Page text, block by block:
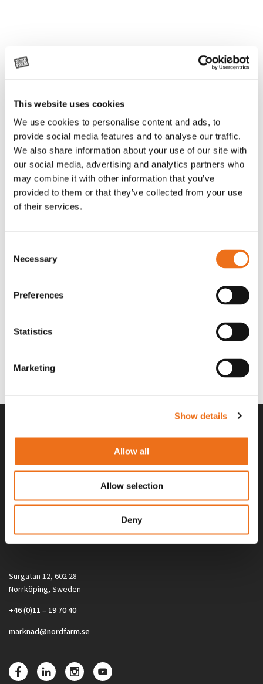
This website uses cookies
We use cookies to personalise content and ads, to
provide social media features and to analyse our traffic.
We also share information about your use of our site with
our social media, advertising and analytics partners who
may combine it with other information that you’ve
provided to them or that they’ve collected from your use
of their services.
Selection
Necessary
Preferences
Statistics
Marketing
Show details
Allow all
Allow selection
Deny
Lägg till i varukorg
Rotor, komplett med slagor
OR80013456G
(ex. moms)
Grön truckknapp
A00220
kr (ex. moms)
Lägg till i varukorg
Rotor teeth 8t/6k 7.5Gr/8 R6/14 Rotor teeth 8t/6k 0Gr/8 R6/14
Alla priser på tillbehör och tillval gäller vid köp av ny maskin. Priserna
gäller inte vid köp av enskild produkt, till exempel
Surgatan 12, 602 28
Norrköping, Sweden
+46 (0)11 – 19 70 40
marknad@nordfarm.se